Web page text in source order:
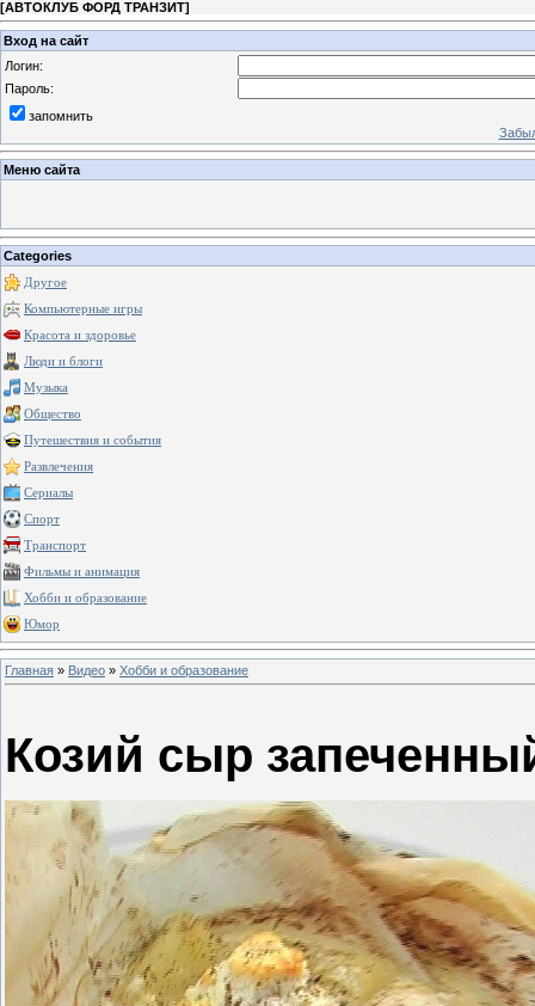
[АВТОКЛУБ ФОРД ТРАНЗИТ]
Вход на сайт
Логин:
Пароль:
запомнить
Меню сайта
Categories
Другое
Компьютерные игры
Красота и здоровье
Люди и блоги
Музыка
Общество
Путешествия и события
Развлечения
Сериалы
Спорт
Транспорт
Фильмы и анимация
Хобби и образование
Юмор
Главная » Видео » Хобби и образование
Козий сыр